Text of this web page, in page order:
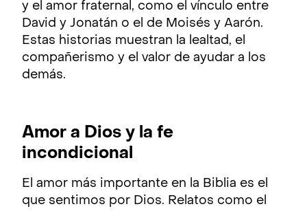
y el amor fraternal, como el vínculo entre
David y Jonatán o el de Moisés y Aarón.
Estas historias muestran la lealtad, el
compañerismo y el valor de ayudar a los
demás.
Amor a Dios y la fe
incondicional
El amor más importante en la Biblia es el
que sentimos por Dios. Relatos como el